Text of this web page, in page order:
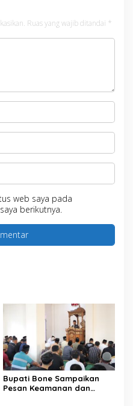
Ruas yang wajib ditandai *
web saya pada
berikutnya.
Bupati Bone Sampaikan
Pesan Keamanan dan